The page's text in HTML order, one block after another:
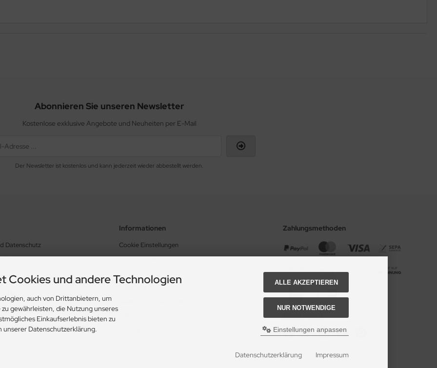
Abonnieren Sie unseren Newsletter
Kostenlose exklusive Angebote und Neuheiten per E-Mail
Der Newsletter ist kostenlos und kann jederzeit wieder abbestellt werden.
Datenschutz
Informationen
Cookie Einstellungen
Lieferung und Versandkosten
Zahlungsarten
Zahlungsmethoden
Cookies und andere Technologien
auch von Drittanbietern, um
gewährleisten, die Nutzung unseres
Einkaufserlebnis bieten zu
unserer Datenschutzerklärung.
ALLE AKZEPTIEREN
NUR NOTWENDIGE
Einstellungen anpassen
Datenschutzerklärung Impressum